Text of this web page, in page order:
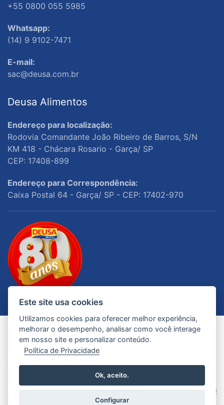
+55 0800 055 5985
Whatsapp:
(14) 9 9102-7471
E-mail:
sac@deusa.com.br
Deusa Alimentos
Endereço para localização:
Rodovia Comandante João Ribeiro de Barros, S/N
KM 418 - Chácara Rosario - Garça/ SP
CEP: 17408-899
Endereço para Correspondência:
Caixa Postal 64 - Garça/ SP - CEP: 17402-970
© 2026 - Todos os Direitos Reservados. Deusa
Alimentos
Este site usa cookies
Utilizamos cookies para oferecer melhor experiência,
melhorar o desempenho, analisar como você interage
em nosso site e personalizar conteúdo.
Política de Privacidade
Ok, aceito.
Configurar